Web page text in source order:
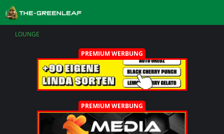
LOUNGE
PREMIUM WERBUNG
PREMIUM WERBUNG